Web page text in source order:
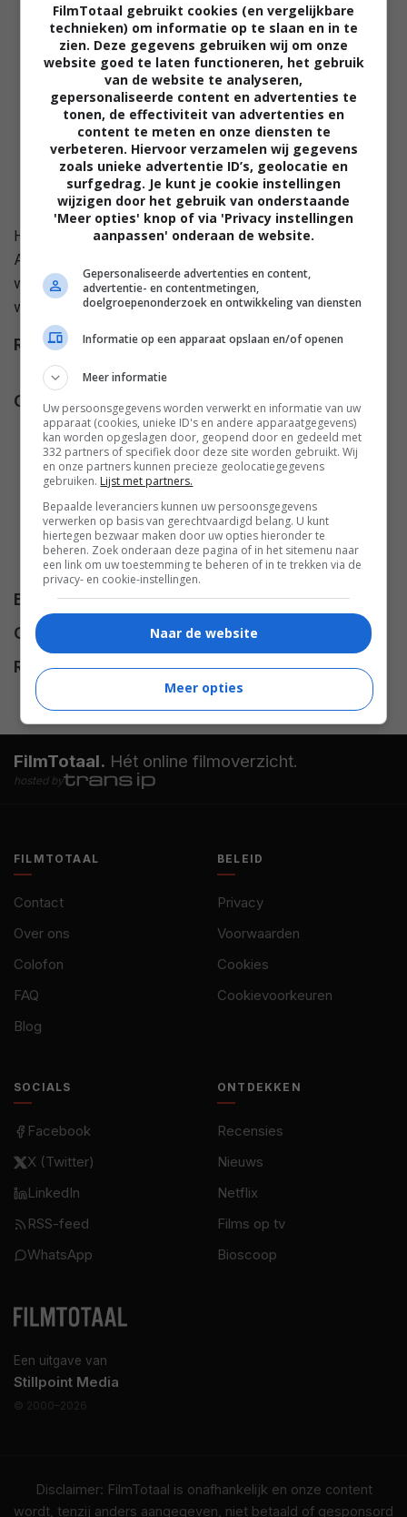
Het is oudjaars-avond in hotel Mon Signor in Los
Angeles. Ted is een bediende die net is begonnen te
werken in het hotel en er staat hem heel wat te
wachten deze nacht.
Regie Allison Anders,Alexandre
Rockwell
Cast
Valeria Golino,Madonna,David
Proval,Tamlyn Tomita,Lili
Taylor,Alicia Witt,Salma Hayek
Amanda De Cadenet,Antonio
Beals,Sammi Davis,Lana
McKissack,Patricia Vonne,
Danny Verduzco.
Budget
$ 4.000.000
Opbrengst
$ 4.300.000
Release
25.12.1995
FilmTotaal. Hét online filmoverzicht.
hosted by
Een uitgave van
Stillpoint Media
© 2000–2026
FILMTOTAAL
Contact
Over ons
Colofon
FAQ
Blog
BELEID
Privacy
Voorwaarden
Cookies
Cookievoorkeuren
SOCIALS
Facebook
X (Twitter)
LinkedIn
RSS-feed
WhatsApp
ONTDEKKEN
Recensies
Nieuws
Netflix
Films op tv
Bioscoop
Disclaimer: FilmTotaal is onafhankelijk en onze content
wordt, tenzij anders aangegeven, niet betaald of gesponsord
FilmTotaal gebruikt cookies (en vergelijkbare
technieken) om informatie op te slaan en in te
zien. Deze gegevens gebruiken wij om onze
website goed te laten functioneren, het gebruik
van de website te analyseren,
gepersonaliseerde content en advertenties te
tonen, de effectiviteit van advertenties en
content te meten en onze diensten te
verbeteren. Hiervoor verzamelen wij gegevens
zoals unieke advertentie ID’s, geolocatie en
surfgedrag. Je kunt je cookie instellingen
wijzigen door het gebruik van onderstaande
'Meer opties' knop of via 'Privacy instellingen
aanpassen' onderaan de website.
Gepersonaliseerde advertenties en content,
advertentie- en contentmetingen,
doelgroepenonderzoek en ontwikkeling van diensten
Informatie op een apparaat opslaan en/of openen
Meer informatie
Uw persoonsgegevens worden verwerkt en informatie van uw
apparaat (cookies, unieke ID's en andere apparaatgegevens)
kan worden opgeslagen door, geopend door en gedeeld met
332 partners of specifiek door deze site worden gebruikt. Wij
en onze partners kunnen precieze geolocatiegegevens
gebruiken. Lijst met partners.
Bepaalde leveranciers kunnen uw persoonsgegevens
verwerken op basis van gerechtvaardigd belang. U kunt
hiertegen bezwaar maken door uw opties hieronder te
beheren. Zoek onderaan deze pagina of in het sitemenu naar
een link om uw toestemming te beheren of in te trekken via de
privacy- en cookie-instellingen.
Naar de website
Meer opties